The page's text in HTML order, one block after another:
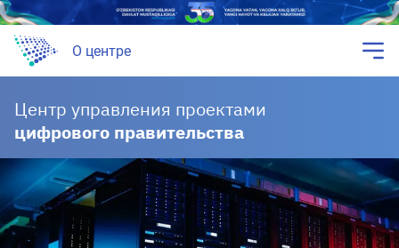
О центре
Центр управления проектами
цифрового правительства